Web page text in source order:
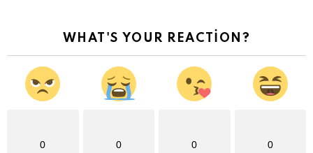
WHAT'S YOUR REACTION?
0 0 0 0